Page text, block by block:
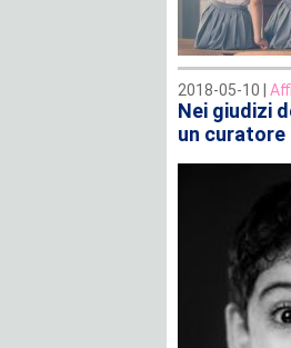
2018-05-10 |
Nei giudizi
un curatore